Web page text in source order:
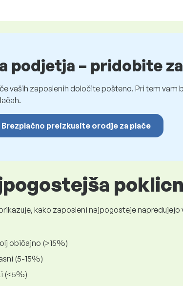
podjetja – pridobite
vaših zaposlenih določite pošteno. Pri tem
Brezplačno preizkusite orodje za plače
kako zaposleni najpogosteje
običajno (>15%)
(5-15%)
(<5%)